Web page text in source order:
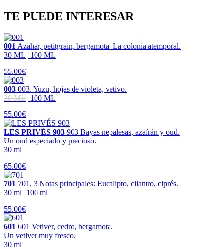
TE PUEDE INTERESAR
001 Azahar, petitgrain, bergamota. La colonia atemporal.
30 ML
100 ML
55.00€
003 003. Yuzu, hojas de violeta, vetivo.
30 ML 100 ML
55.00€
LES PRIVÉS 903 903 Bayas nepalesas, azafrán y oud.
Un oud especiado y precioso.
30 ml
65.00€
701 701, 3 Notas principales: Eucalipto, cilantro, ciprés.
30 ml
100 ml
55.00€
601 601 Vetiver, cedro, bergamota.
Un vetiver muy fresco.
30 ml